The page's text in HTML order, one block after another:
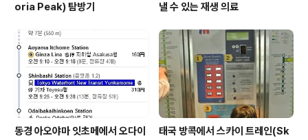
oria Peak) 탐방기
낼 수 있는 재생 의료
동경 아오야마 잇초메에서 오다이 태국 방콕에서 스카이 트레인(Sk